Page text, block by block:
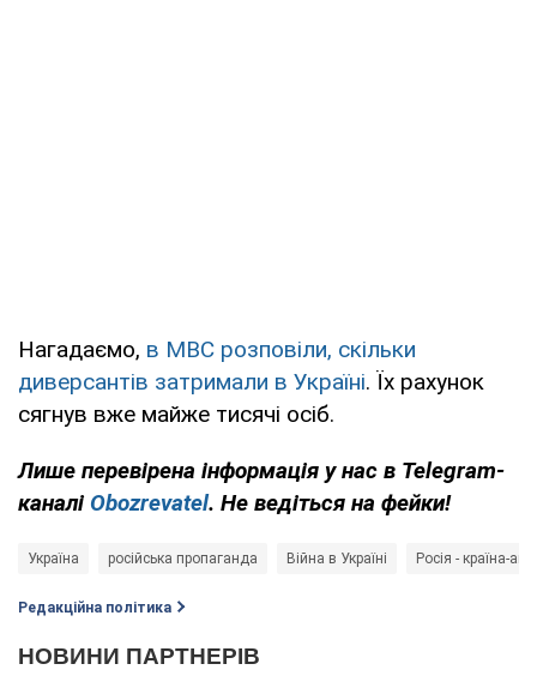
Нагадаємо, в МВС розповіли, скільки
диверсантів затримали в Україні. Їх рахунок
сягнув вже майже тисячі осіб.
Лише перевірена інформація у нас в Telegram-
каналі Obozrevatel. Не ведіться на фейки!
Україна російська пропаганда Війна в Україні Росія - країна-
Редакційна політика